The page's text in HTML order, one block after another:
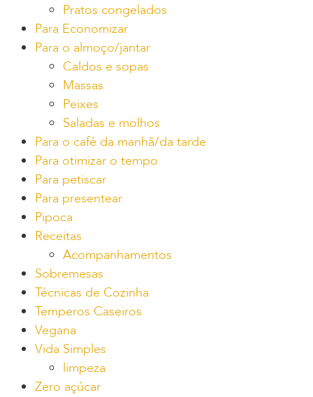
Pratos congelados
Para Economizar
Para o almoço/jantar
Caldos e sopas
Massas
Peixes
Saladas e molhos
Para o café da manhã/da tarde
Para otimizar o tempo
Para petiscar
Para presentear
Pipoca
Receitas
Acompanhamentos
Sobremesas
Técnicas de Cozinha
Temperos Caseiros
Vegana
Vida Simples
limpeza
Zero açúcar